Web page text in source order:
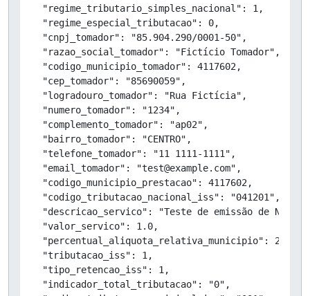
  "regime_tributario_simples_nacional": 1,
  "regime_especial_tributacao": 0,
  "cnpj_tomador": "85.904.290/0001-50",
  "razao_social_tomador": "Fictício Tomador",
  "codigo_municipio_tomador": 4117602,
  "cep_tomador": "85690059",
  "logradouro_tomador": "Rua Fictícia",
  "numero_tomador": "1234",
  "complemento_tomador": "ap02",
  "bairro_tomador": "CENTRO",
  "telefone_tomador": "11 1111-1111",
  "email_tomador": "test@example.com",
  "codigo_municipio_prestacao": 4117602,
  "codigo_tributacao_nacional_iss": "041201",
  "descricao_servico": "Teste de emissão de NFSe",
  "valor_servico": 1.0,
  "percentual_aliquota_relativa_municipio": 2.08,
  "tributacao_iss": 1,
  "tipo_retencao_iss": 1,
  "indicador_total_tributacao": "0",